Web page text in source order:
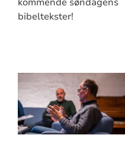
bibeltekster!